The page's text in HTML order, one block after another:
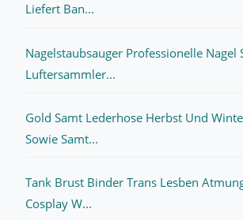
Liefert Ban...
Nagelstaubsauger Professionelle Nagel
Luftersammler...
Gold Samt Lederhose Herbst Und
Sowie Samt...
Tank Brust Binder Trans Lesben
Cosplay W...